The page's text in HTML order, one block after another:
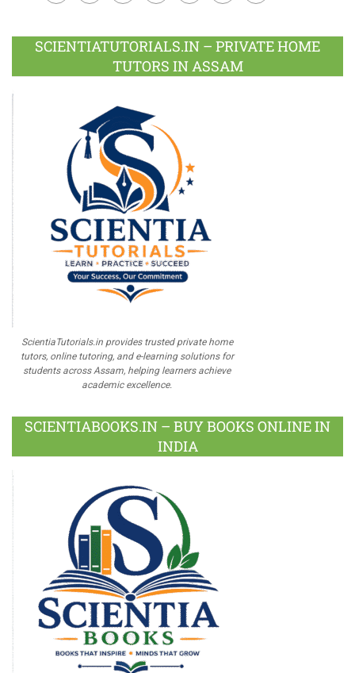
Plus
SCIENTIATUTORIALS.IN – PRIVATE HOME
TUTORS IN ASSAM
ScientiaTutorials.in provides trusted private home
tutors, online tutoring, and e-learning solutions for
students across Assam, helping learners achieve
academic excellence.
SCIENTIABOOKS.IN – BUY BOOKS ONLINE IN
INDIA